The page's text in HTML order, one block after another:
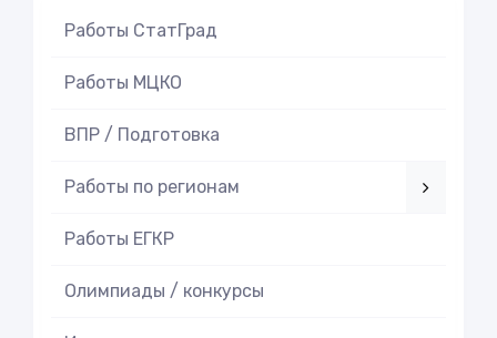
Работы СтатГрад
Работы МЦКО
ВПР / Подготовка
Работы по регионам
Работы ЕГКР
Олимпиады / конкурсы